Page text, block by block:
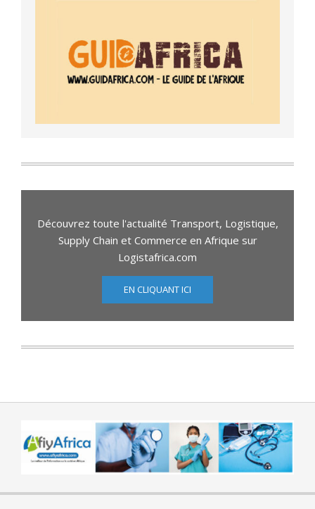
Découvrez toute l'actualité Transport, Logistique,
Supply Chain et Commerce en Afrique sur
Logistafrica.com
EN CLIQUANT ICI